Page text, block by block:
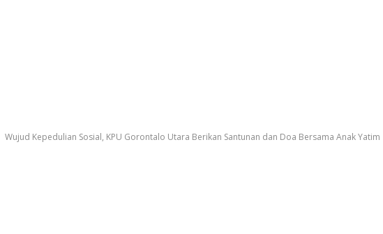
Wujud Kepedulian Sosial, KPU Gorontalo Utara Berikan Santunan dan Doa Bersama Anak Yatim